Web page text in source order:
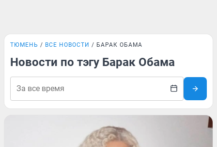
ТЮМЕНЬ ВСЕ НОВОСТИ БАРАК ОБАМА
Новости по тэгу Барак Обама